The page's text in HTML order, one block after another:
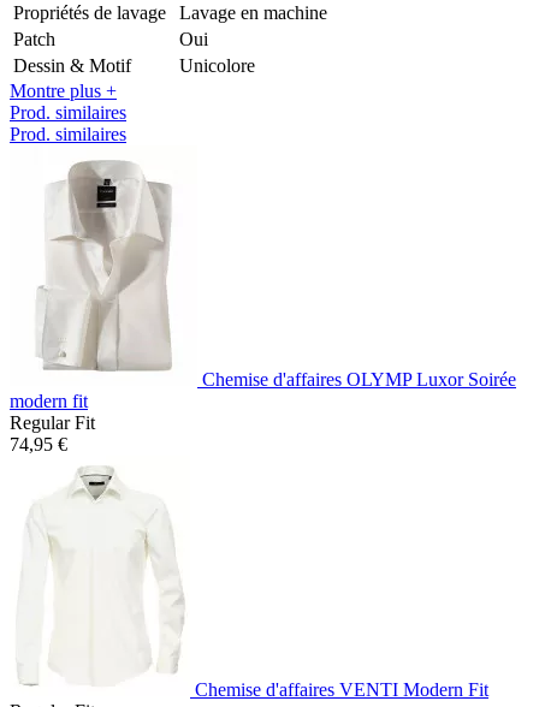
Propriétés de lavage
Lavage en machine
Patch
Oui
Dessin & Motif
Unicolore
Montre plus +
Prod. similaires
Prod. similaires
Chemise d'affaires OLYMP Luxor Soirée
modern fit
Regular Fit
74,95 €
Chemise d'affaires VENTI Modern Fit